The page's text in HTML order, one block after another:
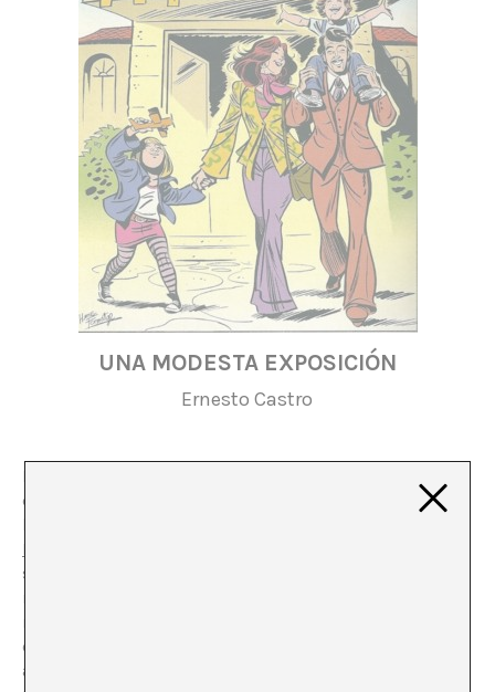
UNA MODESTA EXPOSICIÓN
Ernesto Castro
Los dueños de los garitos saben que la vida nocturna
de una ciudad se estructura en torno a la entelequia de
la sexualidad local. Salvo en Pekín, donde
Espigado
salen y follan de noche, o eso quiere creer él. Por esa
razón, aquí como en la China, los dueños de los garitos
no hacen pagar a las mujeres. De nuevo hay
excepciones, sin tener que salir de mi ciudad: Chueca
aplica el principio de exclusión inverso durante el